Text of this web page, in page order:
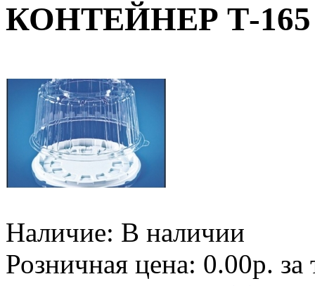
КОНТЕЙНЕР Т-165
Наличие: В наличии
Розничная цена: 0.00р.